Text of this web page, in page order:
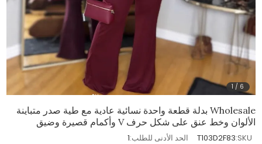
1 / 6
Wholesale بدلة قطعة واحدة نسائية عادية مع طية صدر متباينة
الألوان وخط عنق على شكل حرف V وأكمام قصيرة وضيق
SKU:
T103D2F83 الحد الأدنى للطلب:1